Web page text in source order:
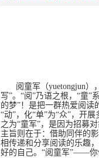
阅童军（yuetongjun）
写”。“阅”乃语之根，“童”
的梦”！是把一群热爱阅读
“动”，化“单”为“众”，开
之为“童军”，是因为招募
主旨则在于：借助同伴的
相传递和分享阅读的乐趣
好的自己。“阅童军”——你